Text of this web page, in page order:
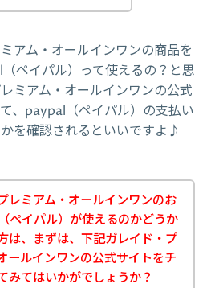
アム・オールインワンの商品を
ペイパル）って使えるの？と思
ミアム・オールインワンの公式
、paypal（ペイパル）の支払い
を確認されるといいですよ♪
レミアム・オールインワンのお
ペイパル）が使えるのかどうか
は、まずは、下記ガレイド・プ
ールインワンの公式サイトをチ
みてはいかがでしょうか？